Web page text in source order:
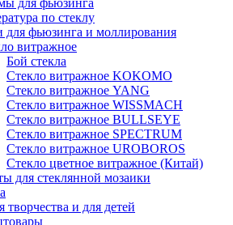
для фьюзинга
по стеклу
для фьюзинга и моллирования
витражное
Бой стекла
Стекло витражное KOKOMO
Стекло витражное YANG
Стекло витражное WISSMACH
Стекло витражное BULLSEYE
Стекло витражное SPECTRUM
Стекло витражное UROBOROS
Стекло цветное витражное (Китай)
для стеклянной мозаики
творчества и для детей